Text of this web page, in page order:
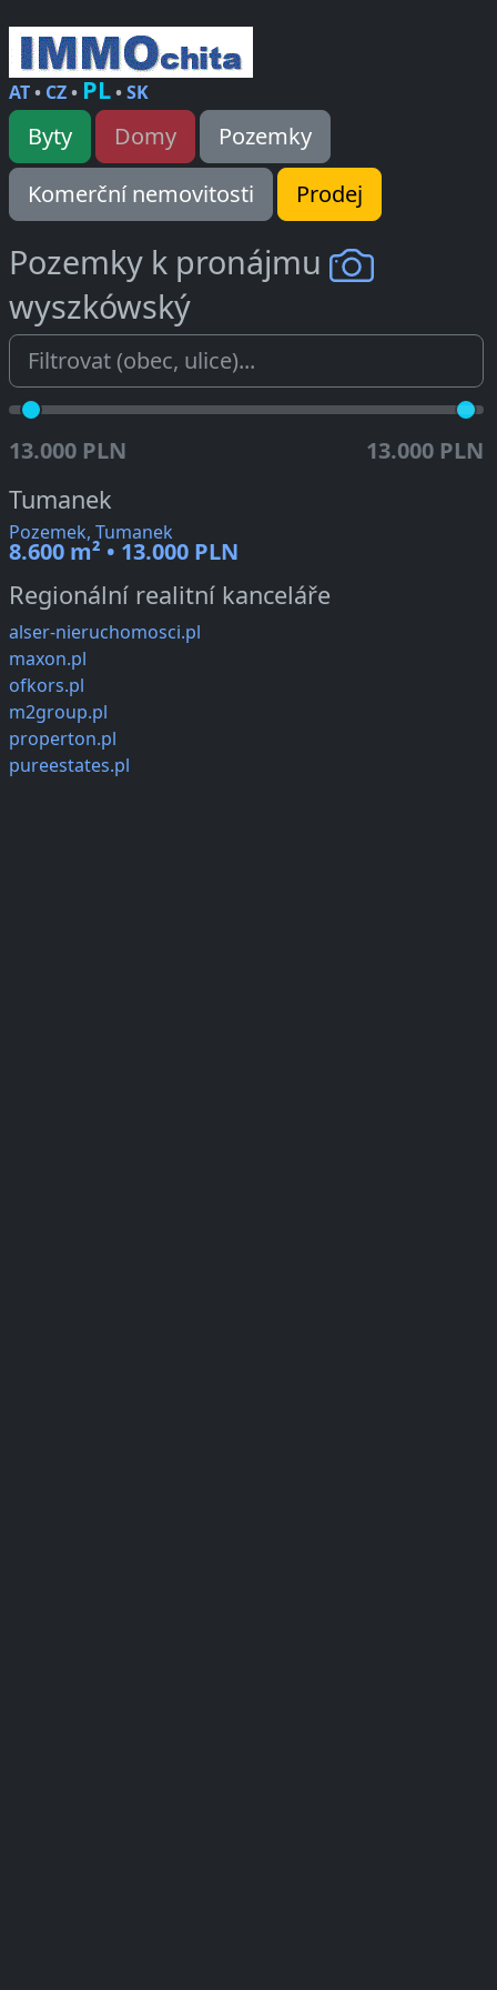
AT• CZ• PL•SK
Byty Domy
Pozemky
Komerční nemovitosti
Prodej
Pozemky k pronájmu
wyszkówský
13.000 PLN 13.000 PLN
Tumanek
Pozemek, Tumanek
8.600 m² • 13.000 PLN
Regionální realitní kanceláře
alser-nieruchomosci.pl
maxon.pl
ofkors.pl
m2group.pl
properton.pl
pureestates.pl